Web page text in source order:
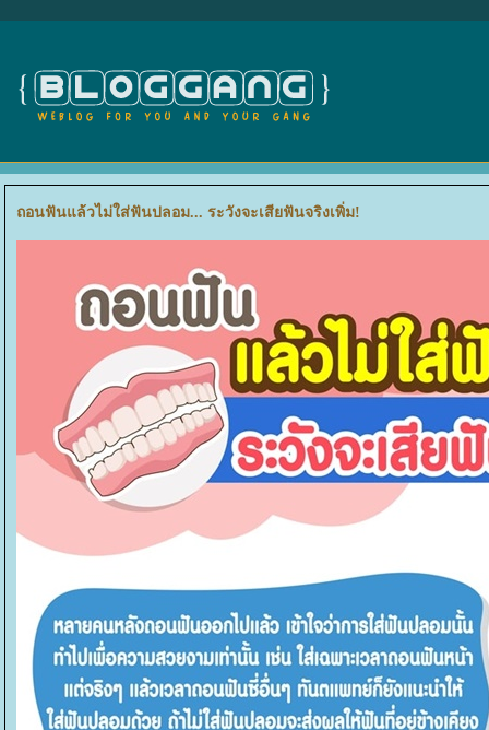
ถอนฟันแล้วไม่ใส่ฟันปลอม... ระวังจะเสียฟันจริงเพิ่ม!